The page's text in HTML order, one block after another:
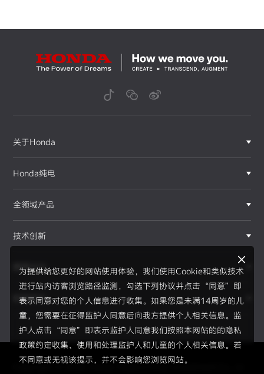
为提供给您更好的网站使用体验，我们使用Cookie和类似技术
进行站内访客浏览路径监测，勾选下列协议并点击“同意”即
表示同意对您的个人信息进行收集。如果您是未满14周岁的儿
童，您需要在征得监护人同意后向我方提供个人相关信息。监
护人点击“同意”即表示监护人同意我们按照本网站的的隐私
政策约定收集、使用和处理监护人和儿童的个人相关信息。若
不同意或无视该提示，并不会影响您浏览网站。
关于Honda
Honda纯电
全领域产品
技术创新
赛事运动
新闻资讯
Copyright © 2026 Honda Motor(China) Investment Co., Lt
F1®赛事